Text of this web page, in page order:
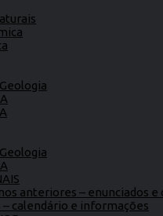
anteriores – enunciados
– calendário e informações